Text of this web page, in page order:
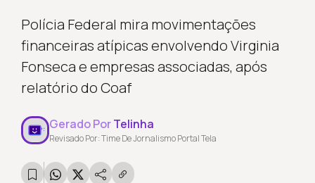
Polícia Federal mira movimentações
financeiras atípicas envolvendo Virginia
Fonseca e empresas associadas, após
relatório do Coaf
Gerado PorTelinha
Revisado Por: Time De Jornalismo Portal Tela